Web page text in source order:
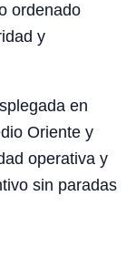
ordenado
y
en
Oriente y
operativa y
sin paradas